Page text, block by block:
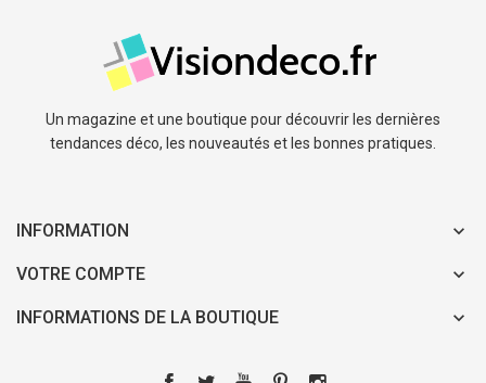
Un magazine et une boutique pour découvrir les dernières
tendances déco, les nouveautés et les bonnes pratiques.
INFORMATION
VOTRE COMPTE
INFORMATIONS DE LA BOUTIQUE